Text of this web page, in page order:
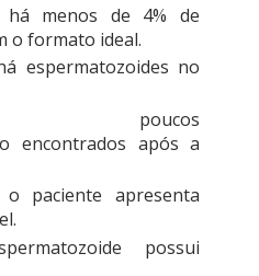
há menos de 4% de
o formato ideal.
espermatozoides no
poucos
encontrados após a
paciente apresenta
possui